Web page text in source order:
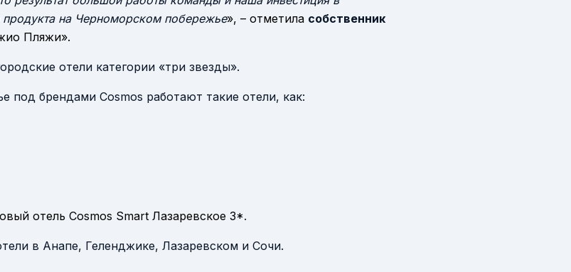
продукта на Черноморском побережье», – отметила собственник
Пляжи».
отели категории «три звезды».
под брендами Cosmos работают такие отели, как:
отель Сosmos Smart Лазаревское 3*.
в Анапе, Геленджике, Лазаревском и Сочи.